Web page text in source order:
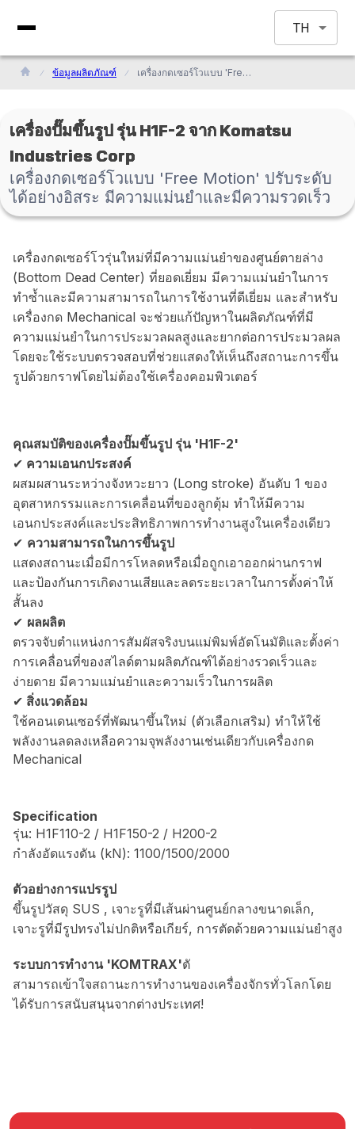
TH
ข้อมูลผลิตภัณฑ์ เครื่องกดเซอร์โวแบบ 'Free Motion' ปรับระดับได้อย่างอิสระ มีความแม่นยำและมีความรวดเร็ว
เครื่องปั๊มขึ้นรูป รุ่น H1F-2 จาก Komatsu
Industries Corp
เครื่องกดเซอร์โวแบบ 'Free Motion' ปรับระดับ
ได้อย่างอิสระ มีความแม่นยำและมีความรวดเร็ว
เครื่องกดเซอร์โวรุ่นใหม่ที่มีความแม่นยำของศูนย์ตายล่าง
(Bottom Dead Center) ที่ยอดเยี่ยม มีความแม่นยำในการ
ทำซ้ำและมีความสามารถในการใช้งานที่ดีเยี่ยม และสำหรับ
เครื่องกด Mechanical จะช่วยแก้ปัญหาในผลิตภัณฑ์ที่มี
ความแม่นยำในการประมวลผลสูงและยากต่อการประมวลผล
โดยจะใช้ระบบตรวจสอบที่ช่วยแสดงให้เห็นถึงสถานะการขึ้น
รูปด้วยกราฟโดยไม่ต้องใช้เครื่องคอมพิวเตอร์
คุณสมบัติของเครื่องปั๊มขึ้นรูป รุ่น 'H1F-2'
✔︎ ความเอนกประสงค์
ผสมผสานระหว่างจังหวะยาว (Long stroke) อันดับ 1 ของ
อุตสาหกรรมและการเคลื่อนที่ของลูกตุ้ม ทำให้มีความ
เอนกประสงค์และประสิทธิภาพการทำงานสูงในเครื่องเดียว
✔︎ ความสามารถในการขึ้นรูป
แสดงสถานะเมื่อมีการโหลดหรือเมื่อถูกเอาออกผ่านกราฟ
และป้องกันการเกิดงานเสียและลดระยะเวลาในการตั้งค่าให้
สั้นลง
✔︎ ผลผลิต
ตรวจจับตำแหน่งการสัมผัสจริงบนแม่พิมพ์อัตโนมัติและตั้งค่า
การเคลื่อนที่ของสไลด์ตามผลิตภัณฑ์ได้อย่างรวดเร็วและ
ง่ายดาย มีความแม่นยำและความเร็วในการผลิต
✔︎ สิ่งแวดล้อม
ใช้คอนเดนเซอร์ที่พัฒนาขึ้นใหม่ (ตัวเลือกเสริม) ทำให้ใช้
พลังงานลดลงเหลือความจุพลังงานเช่นเดียวกับเครื่องกด
Mechanical
Specification
รุ่น: H1F110-2 / H1F150-2 / H200-2
กำลังอัดแรงดัน (kN): 1100/1500/2000
ตัวอย่างการแปรรูป
ขึ้นรูปวัสดุ SUS , เจาะรูที่มีเส้นผ่านศูนย์กลางขนาดเล็ก,
เจาะรูที่มีรูปทรงไม่ปกติหรือเกียร์, การตัดด้วยความแม่นยำสูง
ระบบการทำงาน 'KOMTRAX'ตั
สามารถเข้าใจสถานะการทำงานของเครื่องจักรทั่วโลกโดย
ได้รับการสนับสนุนจากต่างประเทศ!